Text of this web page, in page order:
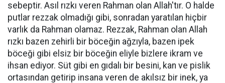
sebeptir. Asıl rızkı veren Rahman olan Allah'tır. O halde
putlar rezzak olmadığı gibi, sonradan yaratılan hiçbir
varlık da Rahman olamaz. Rezzak, Rahman olan Allah
rızkı bazen zehirli bir böceğin ağzıyla, bazen ipek
böceği gibi elsiz bir böceğin eliyle bizlere ikram ve
ihsan ediyor. Süt gibi en gıdalı bir besini, kan ve pislik
ortasından getirip insana veren de akılsız bir inek, ya